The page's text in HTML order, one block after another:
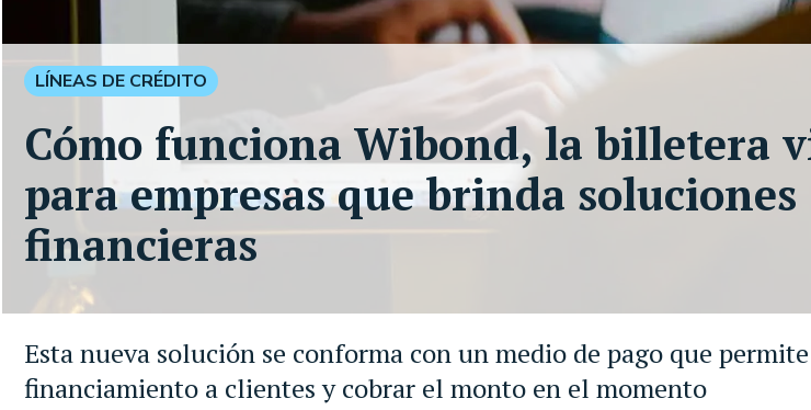
Esta nueva solución se conforma con un medio de pago que
financiamiento a clientes y cobrar el monto en el momento
LÍNEAS DE CRÉDITO
Cómo funciona Wibond, la billetera
para empresas que brinda soluciones
financieras